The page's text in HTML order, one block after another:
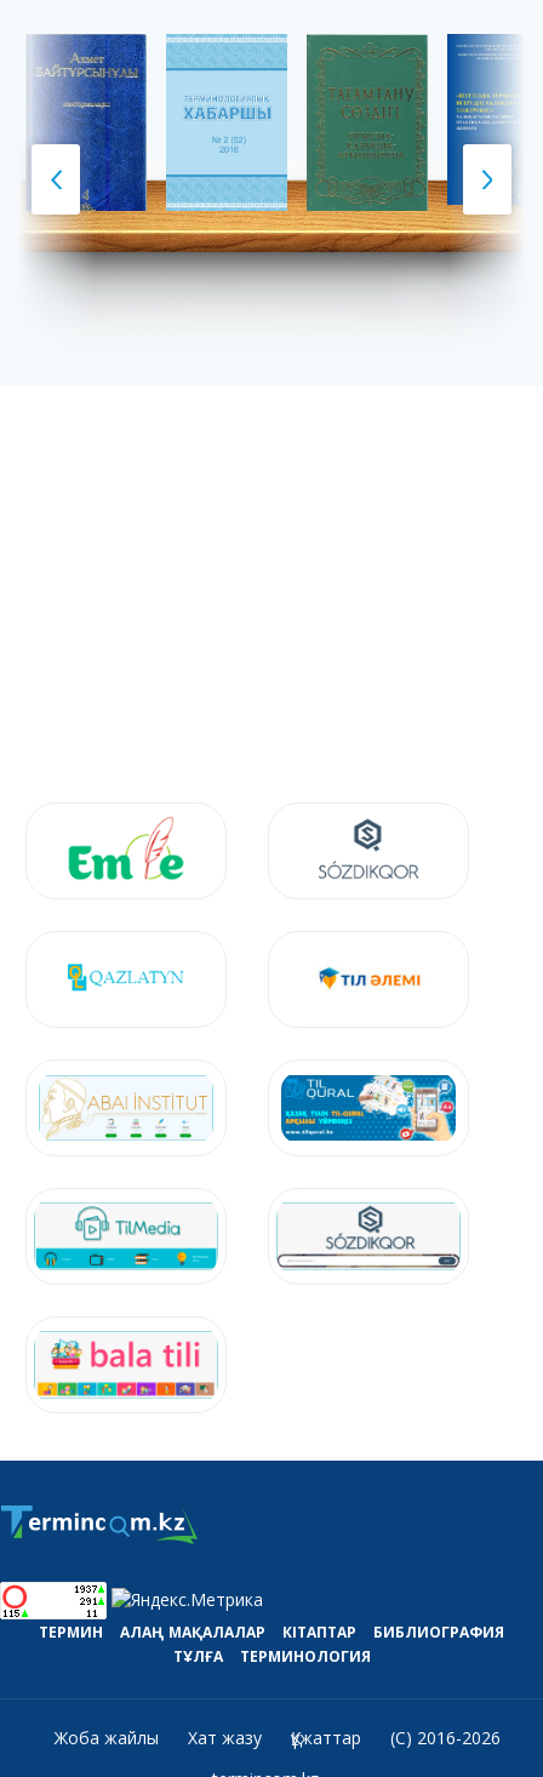
ТЕРМИН АЛАҢ МАҚАЛАЛАР КІТАПТАР
БИБЛИОГРАФИЯ
ТҰЛҒА
ТЕРМИНОЛОГИЯ
Жоба жайлы Хат жазу Құжаттар
(C) 2016-2026